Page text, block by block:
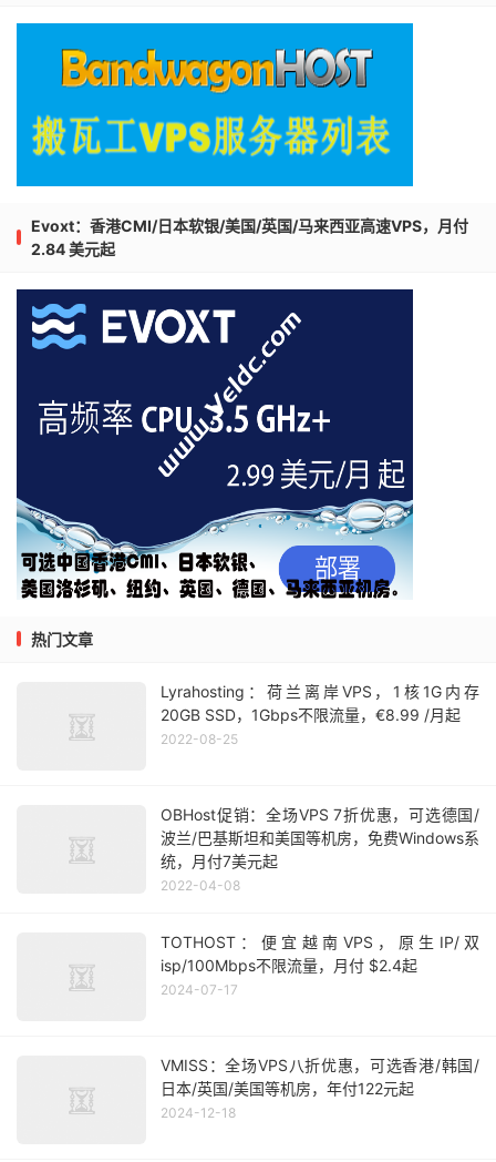
Evoxt：香港CMI/日本软银/美国/英国/马来西亚高速VPS，月付
2.84 美元起
热门文章
Lyrahosting：荷兰离岸VPS，1核1G内存
20GB SSD，1Gbps不限流量，€8.99 /月起
2022-08-25
OBHost促销：全场VPS 7折优惠，可选德国/
波兰/巴基斯坦和美国等机房，免费Windows系
统，月付7美元起
2022-04-08
TOTHOST：便宜越南VPS，原生IP/双
isp/100Mbps不限流量，月付 $2.4起
2024-07-17
VMISS：全场VPS八折优惠，可选香港/韩国/
日本/英国/美国等机房，年付122元起
2024-12-18